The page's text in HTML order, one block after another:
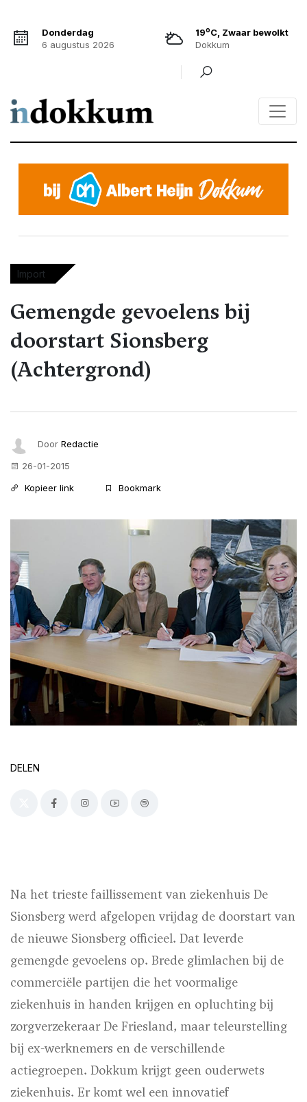
Donderdag
6 augustus 2026
19oC, Zwaar bewolkt
Dokkum
Import
Gemengde gevoelens bij
doorstart Sionsberg
(Achtergrond)
Door Redactie
26-01-2015
Kopieer link
Bookmark
DELEN
Na het trieste faillissement van ziekenhuis De
Sionsberg werd afgelopen vrijdag de doorstart van
de nieuwe Sionsberg officieel. Dat leverde
gemengde gevoelens op. Brede glimlachen bij de
commerciële partijen die het voormalige
ziekenhuis in handen krijgen en opluchting bij
zorgverzekeraar De Friesland, maar teleurstelling
bij ex-werknemers en de verschillende
actiegroepen. Dokkum krijgt geen ouderwets
ziekenhuis. Er komt wel een innovatief